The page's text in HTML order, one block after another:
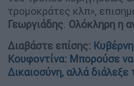
τρομοκράτες κλπ»,
Γεωργιάδης. Ολόκληρη η
Διαβάστε επίσης:
Κουφοντίνα: Μπορούσε
Δικαιοσύνη, αλλά διάλεξε